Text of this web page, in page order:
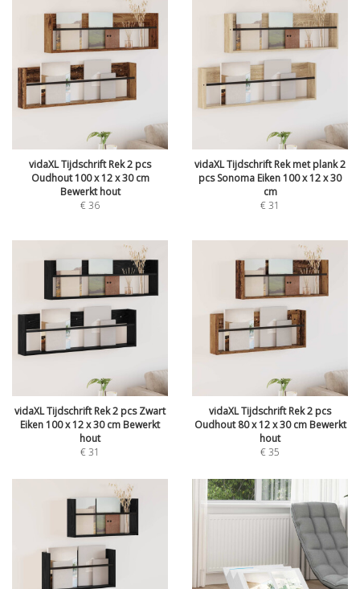
vidaXL Tijdschrift Rek 2 pcs
Oudhout 100 x 12 x 30 cm
Bewerkt hout
€36
vidaXL Tijdschrift Rek met plank 2
pcs Sonoma Eiken 100 x 12 x 30
cm
€31
vidaXL Tijdschrift Rek 2 pcs Zwart
Eiken 100 x 12 x 30 cm Bewerkt
hout
€31
vidaXL Tijdschrift Rek 2 pcs
Oudhout 80 x 12 x 30 cm Bewerkt
hout
€35